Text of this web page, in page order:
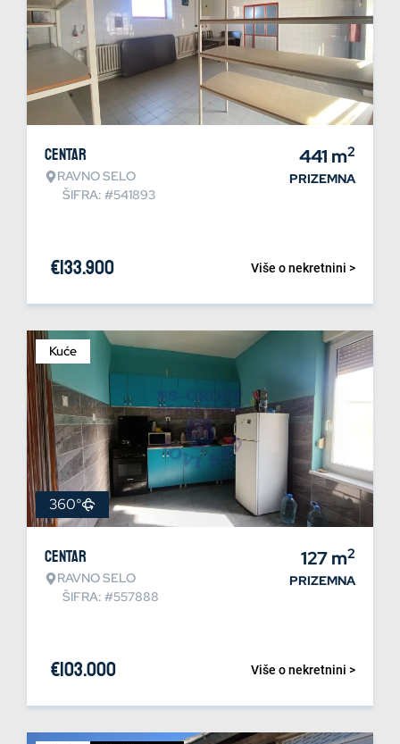
Centar
RAVNO SELO
ŠIFRA: #541893
441 m2
PRIZEMNA
Više o nekretnini >
€133.900
Kuće
360°
Centar
RAVNO SELO
ŠIFRA: #557888
127m2
PRIZEMNA
Više o nekretnini >
€103.000